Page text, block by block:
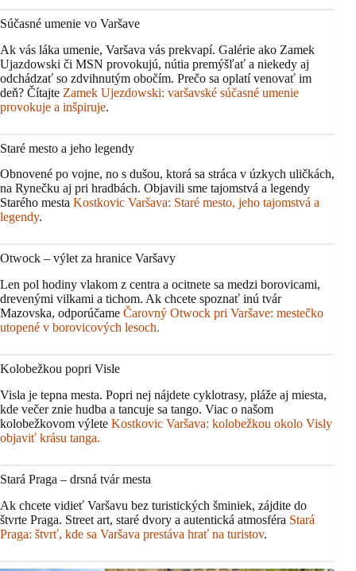
Súčasné umenie vo Varšave
Ak vás láka umenie, Varšava vás prekvapí. Galérie ako Zamek
Ujazdowski či MSN provokujú, nútia premýšľať a niekedy aj
odchádzať so zdvihnutým obočím. Prečo sa oplatí venovať im
deň? Čítajte Zamek Ujezdowski: varšavské súčasné umenie
provokuje a inšpiruje.
Staré mesto a jeho legendy
Obnovené po vojne, no s dušou, ktorá sa stráca v úzkych uličkách,
na Rynečku aj pri hradbách. Objavili sme tajomstvá a legendy
Starého mesta Kostkovic Varšava: Staré mesto, jeho tajomstvá a
legendy.
Otwock – výlet za hranice Varšavy
Len pol hodiny vlakom z centra a ocitnete sa medzi borovicami,
drevenými vilkami a tichom. Ak chcete spoznať inú tvár
Mazovska, odporúčame Čarovný Otwock pri Varšave: mestečko
utopené v borovicových lesoch.
Kolobežkou popri Visle
Visla je tepna mesta. Popri nej nájdete cyklotrasy, pláže aj miesta,
kde večer znie hudba a tancuje sa tango. Viac o našom
kolobežkovom výlete Kostkovic Varšava: kolobežkou okolo Visly
objaviť krásu tanga.
Stará Praga – drsná tvár mesta
Ak chcete vidieť Varšavu bez turistických šminiek, zájdite do
štvrte Praga. Street art, staré dvory a autentická atmosféra Stará
Praga: štvrť, kde sa Varšava prestáva hrať na turistov.